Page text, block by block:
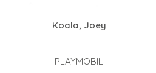
Koala, Joey
PLAYMOBIL